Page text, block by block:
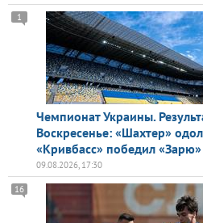
Чемпионат Украины.
Воскресенье: «Шахтер»
«Кривбасс» победил «Зарю»
1
09.08.2026, 17:30
16